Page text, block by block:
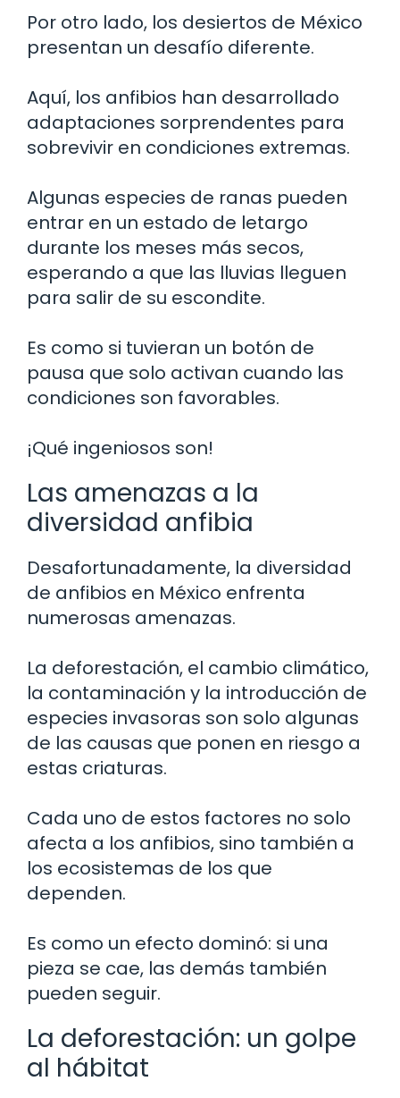
Por otro lado, los desiertos de México
presentan un desafío diferente.
Aquí, los anfibios han desarrollado
adaptaciones sorprendentes para
sobrevivir en condiciones extremas.
Algunas especies de ranas pueden
entrar en un estado de letargo
durante los meses más secos,
esperando a que las lluvias lleguen
para salir de su escondite.
Es como si tuvieran un botón de
pausa que solo activan cuando las
condiciones son favorables.
¡Qué ingeniosos son!
Las amenazas a la
diversidad anfibia
Desafortunadamente, la diversidad
de anfibios en México enfrenta
numerosas amenazas.
La deforestación, el cambio climático,
la contaminación y la introducción de
especies invasoras son solo algunas
de las causas que ponen en riesgo a
estas criaturas.
Cada uno de estos factores no solo
afecta a los anfibios, sino también a
los ecosistemas de los que
dependen.
Es como un efecto dominó: si una
pieza se cae, las demás también
pueden seguir.
La deforestación: un golpe
al hábitat